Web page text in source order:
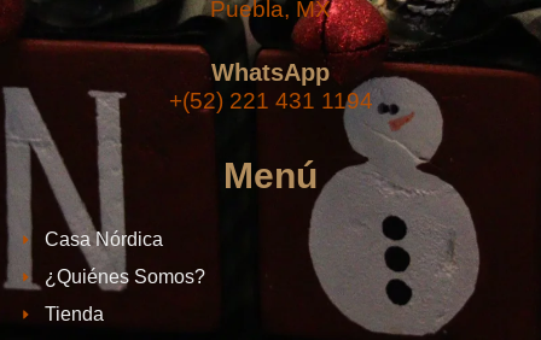
Puebla, MX
WhatsApp
+(52) 221 431 1194
Menú
Casa Nórdica
¿Quiénes Somos?
Tienda